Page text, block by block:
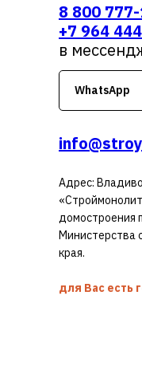
8 800
+7 964
в
Адрес:
домостроения
Министерства
края.
для Вас есть
WhatsApp